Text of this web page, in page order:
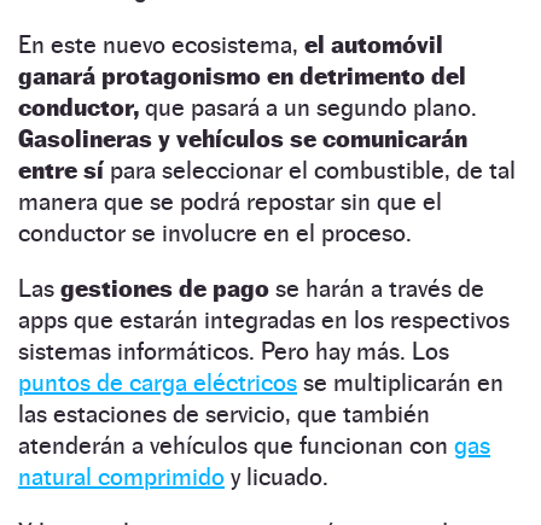
En este nuevo ecosistema, el automóvil
ganará protagonismo en detrimento del
conductor, que pasará a un segundo plano.
Gasolineras y vehículos se comunicarán
entre sí para seleccionar el combustible, de tal
manera que se podrá repostar sin que el
conductor se involucre en el proceso.
Las gestiones de pago se harán a través de
apps que estarán integradas en los respectivos
sistemas informáticos. Pero hay más. Los
puntos de carga eléctricos se multiplicarán en
las estaciones de servicio, que también
atenderán a vehículos que funcionan con gas
natural comprimido y licuado.